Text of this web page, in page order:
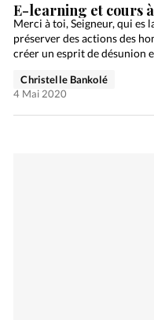
E-learning et cours
Merci à toi, Seigneur, qui es
préserver des actions des
créer un esprit de désunion
Christelle Bankolé
4 Mai 2020